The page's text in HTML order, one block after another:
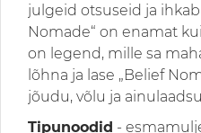
julgeid otsuseid ja ihkab
Nomade“ on enamat
on legend, mille sa
lõhna ja lase „Belief
jõudu, võlu ja
Tipunoodid -